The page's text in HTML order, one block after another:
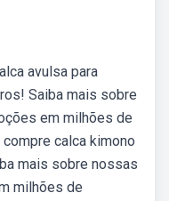
avulsa para
Saiba mais sobre
em milhões de
calca kimono
mais sobre nossas
milhões de